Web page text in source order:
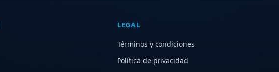
LEGAL
Términos y condiciones
Política de privacidad